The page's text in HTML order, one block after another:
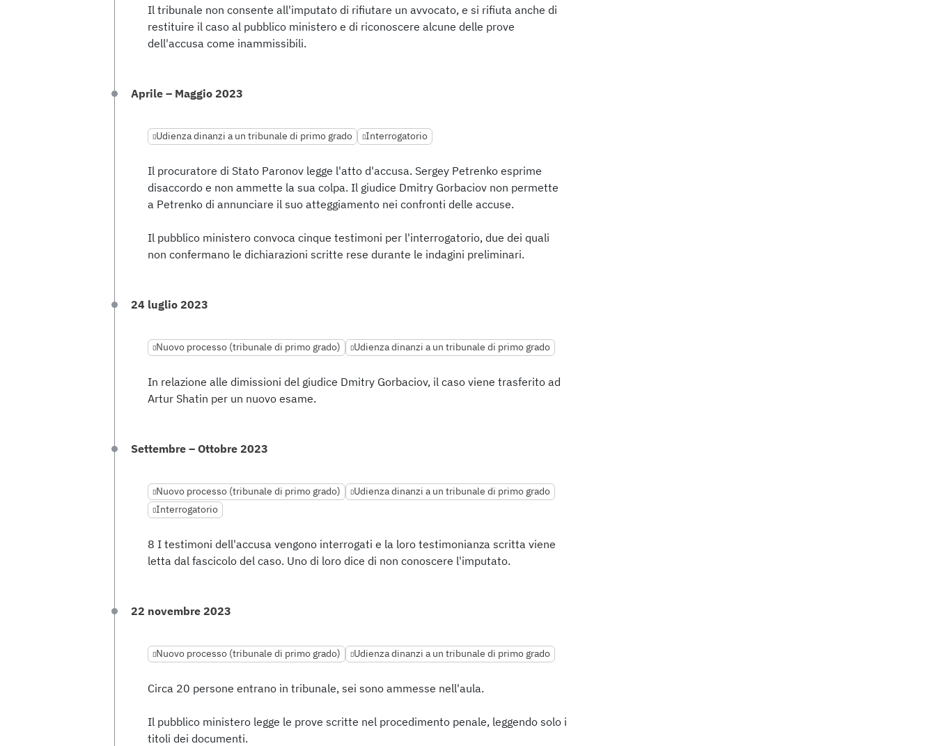
Il tribunale non consente all'imputato di rifiutare un avvocato, e si rifiuta anche di
restituire il caso al pubblico ministero e di riconoscere alcune delle prove
dell'accusa come inammissibili.
Aprile – Maggio 2023
Udienza dinanzi a un tribunale di primo grado Interrogatorio
Il procuratore di Stato Paronov legge l'atto d'accusa. Sergey Petrenko esprime
disaccordo e non ammette la sua colpa. Il giudice Dmitry Gorbaciov non permette
a Petrenko di annunciare il suo atteggiamento nei confronti delle accuse.
Il pubblico ministero convoca cinque testimoni per l'interrogatorio, due dei quali
non confermano le dichiarazioni scritte rese durante le indagini preliminari.
24 luglio 2023
Nuovo processo (tribunale di primo grado) Udienza dinanzi a un tribunale di primo grado
In relazione alle dimissioni del giudice Dmitry Gorbaciov, il caso viene trasferito ad
Artur Shatin per un nuovo esame.
Settembre – Ottobre 2023
Nuovo processo (tribunale di primo grado)
Udienza dinanzi a un tribunale di primo grado
Interrogatorio
8 I testimoni dell'accusa vengono interrogati e la loro testimonianza scritta viene
letta dal fascicolo del caso. Uno di loro dice di non conoscere l'imputato.
22 novembre 2023
Nuovo processo (tribunale di primo grado) Udienza dinanzi a un tribunale di primo grado
Circa 20 persone entrano in tribunale, sei sono ammesse nell'aula.
Il pubblico ministero legge le prove scritte nel procedimento penale, leggendo solo i
titoli dei documenti.